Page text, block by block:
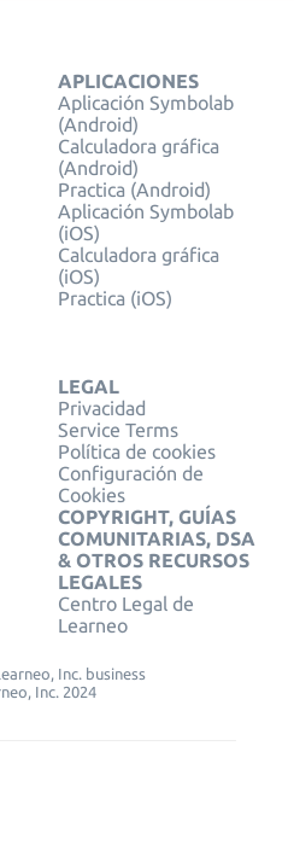
APLICACIONES
Aplicación Symbolab
(Android)
Calculadora gráfica
(Android)
Practica (Android)
Aplicación Symbolab
(iOS)
Calculadora gráfica
(iOS)
Practica (iOS)
LEGAL
Privacidad
Service Terms
Política de cookies
Configuración de
Cookies
COPYRIGHT, GUÍAS
COMUNITARIAS, DSA
& OTROS RECURSOS
LEGALES
Centro Legal de
Learneo
Inc. business
Inc. 2024